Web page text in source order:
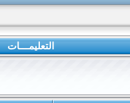
التعليمـــات